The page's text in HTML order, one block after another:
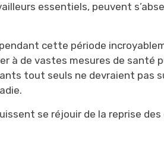
essentiels, peuvent
cette période
à de vastes mesures de santé
tout seuls ne devraient pas
se réjouir de la reprise des